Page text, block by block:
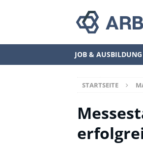
JOB & AUSBILDUNG
STARTSEITE